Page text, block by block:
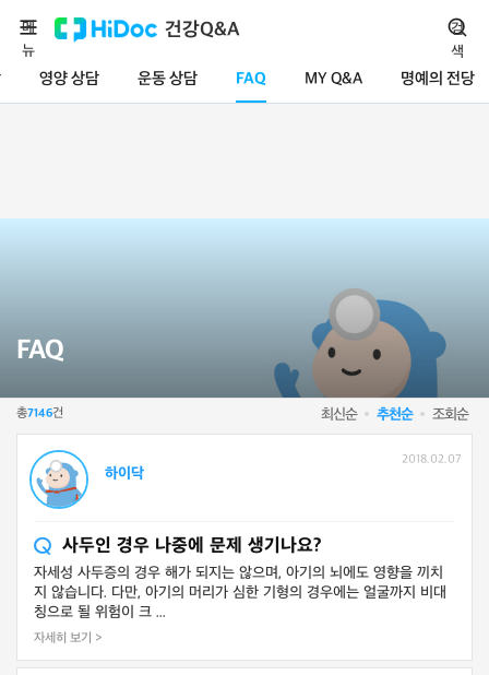
건강Q&A
영양 상담 운동 상담 FAQ MY Q&A 명예의 전당
메
뉴
검
색
FAQ
총7146건 최신순 추천순 조회순
하이닥
2018.02.07
사두인 경우 나중에 문제 생기나요?
자세성 사두증의 경우 해가 되지는 않으며, 아기의 뇌에도 영향을 끼치
지 않습니다. 다만, 아기의 머리가 심한 기형의 경우에는 얼굴까지 비대
칭으로 될 위험이 크 ...
자세히 보기 >